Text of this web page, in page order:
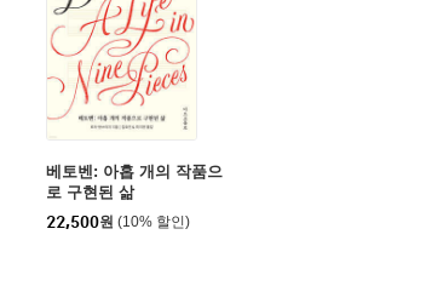
베토벤: 아홉 개의 작품으
로 구현된 삶
22,500원 (10% 할인)